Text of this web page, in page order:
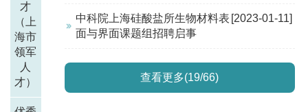
才
（上
海市
领军
人
才）
[2023-01-11]
中科院上海硅酸盐所生物材料表
面与界面课题组招聘启事
查看更多(19/66)